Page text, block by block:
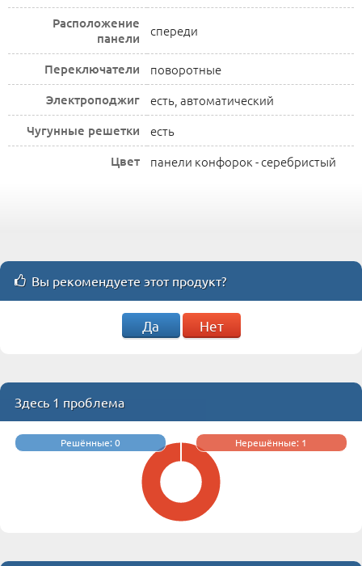
Расположение
панели
спереди
Переключатели поворотные
Электроподжиг есть, автоматический
Чугунные решетки есть
Цвет панели конфорок - серебристый
Вы рекомендуете этот продукт?
Да Нет
Здесь 1 проблема
Решённые: 0 Нерешённые: 1